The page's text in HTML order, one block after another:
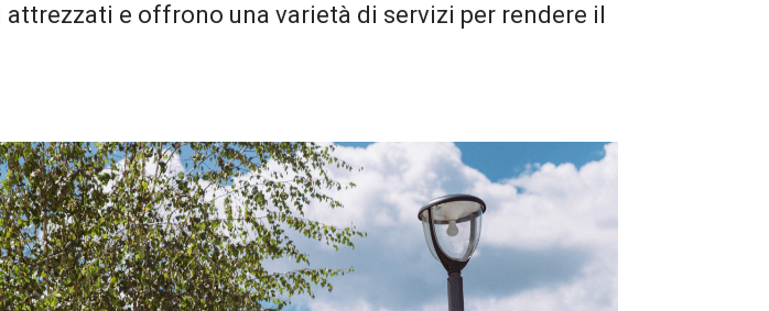
e offrono una varietà di servizi per rendere il